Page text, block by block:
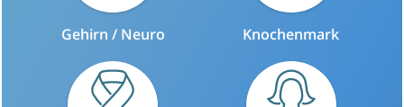
Gehirn / Neuro Knochenmark